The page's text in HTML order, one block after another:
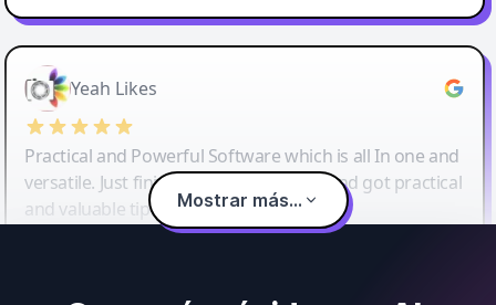
Yeah Likes
Practical and Powerful Software which is all In one and
versatile. Just finished their workshop and got practical
and valuable tips and tricks.
Mostrar más...